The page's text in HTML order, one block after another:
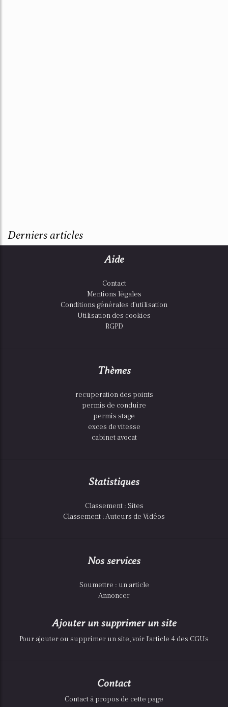
Derniers articles
Aide
Contact
Mentions légales
Conditions générales d'utilisation
Utilisation des cookies
RGPD
Thèmes
recuperation des points
permis de conduire
permis stage
exces de vitesse
cabinet avocat
Statistiques
Classement : Sites
Classement : Auteurs de Vidéos
Nos services
Soumettre : un article
Annoncer
Ajouter un supprimer un site
Pour ajouter ou supprimer un site, voir l'article 4 des CGUs
Contact
Contact à propos de cette page